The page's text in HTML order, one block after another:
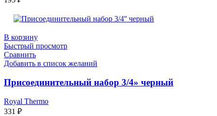
В корзину
Быстрый просмотр
Сравнить
Добавить в список желаний
Присоединительный набор 3/4» черный
Royal Thermo
331 ₽